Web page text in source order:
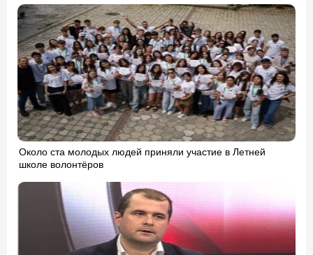
Около ста молодых людей приняли участие в Летней
школе волонтёров